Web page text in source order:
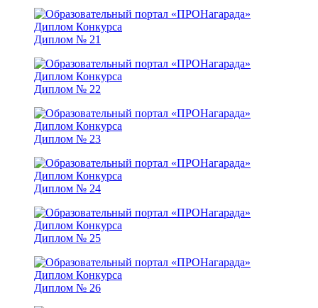
Диплом № 21
Диплом № 22
Диплом № 23
Диплом № 24
Диплом № 25
Диплом № 26